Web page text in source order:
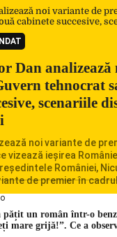
Dan
tehnocrat
scenariile
noi variante de
vizează ieșirea
României,
de premier în
Ciucu vorbește
despre posibilitatea a
Dan analizează noi
[…]
pățit un român într-o
mare grijă!”. Ce a